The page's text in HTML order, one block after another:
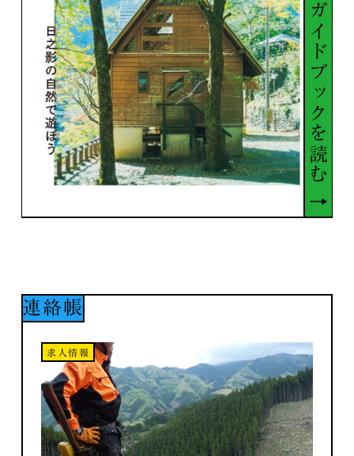
ガイドブックを読む ↑
まいにち日之影
連絡帳
求人情報